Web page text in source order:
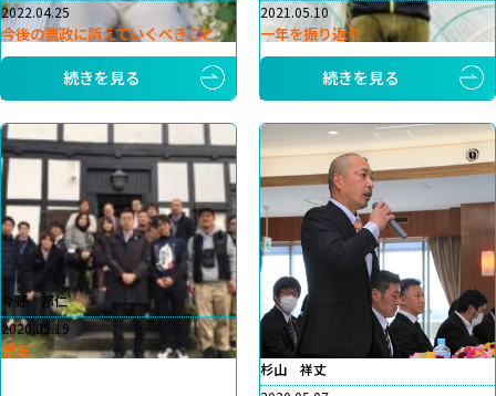
2022.04.25
今後の農政に訴えていくべきこと
続きを見る
2021.05.10
一年を振り返り
続きを見る
今野 邦仁
2020.05.19
盟友
杉山 祥丈